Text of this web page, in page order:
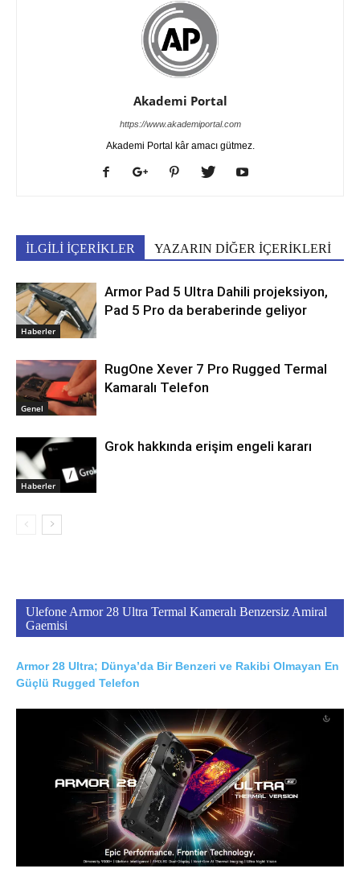
Akademi Portal
https://www.akademiportal.com
Akademi Portal kâr amacı gütmez.
İLGİLİ İÇERİKLER YAZARIN DİĞER İÇERİKLERİ
Haberler
Armor Pad 5 Ultra Dahili projeksiyon,
Pad 5 Pro da beraberinde geliyor
Genel
RugOne Xever 7 Pro Rugged Termal
Kamaralı Telefon
Haberler
Grok hakkında erişim engeli kararı
Ulefone Armor 28 Ultra Termal Kameralı Benzersiz Amiral
Gaemisi
Armor 28 Ultra; Dünya’da Bir Benzeri ve Rakibi Olmayan En
Güçlü Rugged Telefon